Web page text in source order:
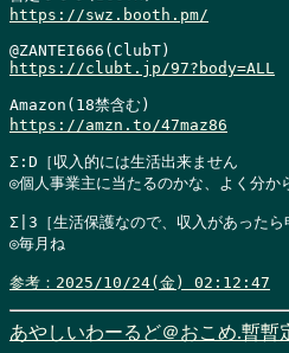
https://swz.booth.pm/
https://clubt.jp/97?body=ALL
https://amzn.to/47maz86
Σ:D［収入的には生活出来ません
◎個人事業主に当たるのかな、よく分か
Σ|3［生活保護なので、収入があったら
◎毎月ね
参考：2025/10/24(金) 02:12:47
あやしいわーるど＠おこめ.暫暫